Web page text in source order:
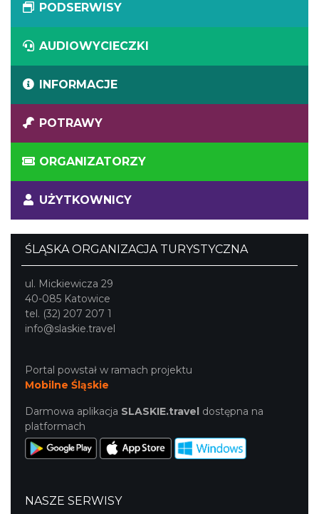
PODSERWISY
AUDIOWYCIECZKI
INFORMACJE
POTRAWY
ORGANIZATORZY
UŻYTKOWNICY
ŚLĄSKA ORGANIZACJA TURYSTYCZNA
ul. Mickiewicza 29
40-085 Katowice
tel. (32) 207 207 1
info@slaskie.travel
Portal powstał w ramach projektu
Mobilne Śląskie
Darmowa aplikacja SLASKIE.travel dostępna na
platformach
NASZE SERWISY